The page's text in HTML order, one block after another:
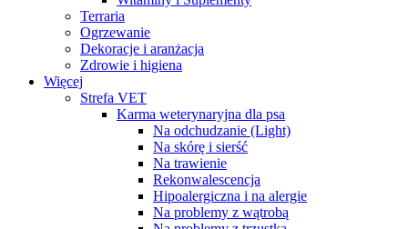
Terraria
Ogrzewanie
Dekoracje i aranżacja
Zdrowie i higiena
Więcej
Strefa VET
Karma weterynaryjna dla psa
Na odchudzanie (Light)
Na skórę i sierść
Na trawienie
Rekonwalescencja
Hipoalergiczna i na alergie
Na problemy z wątrobą